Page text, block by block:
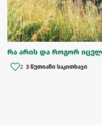
რა არის და როგორ
2 3 წუთიანი საკითხავი